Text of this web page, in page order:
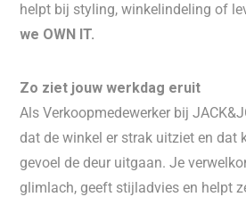
helpt bij styling, winkelindeling of
we OWN IT.
Zo ziet jouw werkdag eruit
Als Verkoopmedewerker bij
dat de winkel er strak uitziet en dat
gevoel de deur uitgaan. Je
glimlach, geeft stijladvies en helpt